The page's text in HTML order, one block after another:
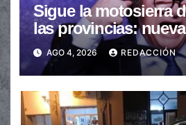
Sigue la motosierra
las provincias:
transferencias no
AGO 4, 2026 REDACCIÓN